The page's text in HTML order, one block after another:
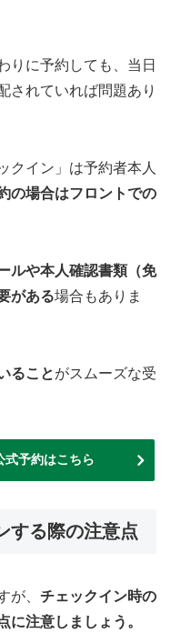
りに予約しても、当日
されていれば問題あり
クイン」は予約者本人
の場合はフロントでの
ルや本人確認書類（免
がある場合もありま
ることがスムーズな受
式予約はこちら
する際の注意点
が、 チェックイン時の
に注意しましょう。